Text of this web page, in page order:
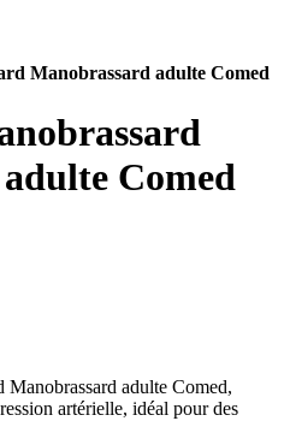
Manobrassard adulte Comed
Comed
Manobrassard adulte Comed,
artérielle, idéal pour des